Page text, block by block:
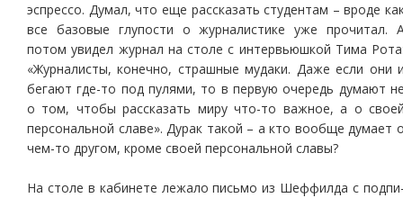
эспрессо. Думал, что еще рассказать студентам – вроде
все базовые глупости о журналистике уже прочитал.
потом увидел журнал на столе с интервьюшкой Тима
«Журналисты, конечно, страшные мудаки. Даже если они
бегают где-то под пулями, то в первую очередь думают
о том, чтобы рассказать миру что-то важное, а о
персональной славе». Дурак такой – а кто вообще думает
чем-то другом, кроме своей персональной славы?
На столе в кабинете лежало письмо из Шеффилда с